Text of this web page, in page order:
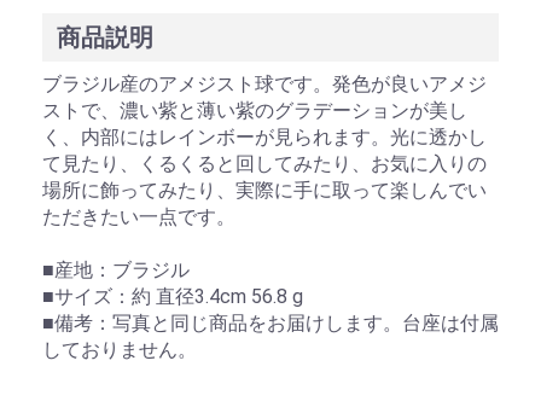
商品説明
ブラジル産のアメジスト球です。発色が良いアメジ
ストで、濃い紫と薄い紫のグラデーションが美し
く、内部にはレインボーが見られます。光に透かし
て見たり、くるくると回してみたり、お気に入りの
場所に飾ってみたり、実際に手に取って楽しんでい
ただきたい一点です。
■産地：ブラジル
■サイズ：約 直径3.4cm 56.8 g
■備考：写真と同じ商品をお届けします。台座は付属
しておりません。